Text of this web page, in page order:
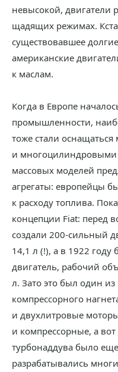
невысокой, двигатели
щадящих режимах.
существовавшее
американские
к маслам.
Когда в Европе
промышленности,
тоже стали
и многоцилиндровыми
массовых моделей
агрегаты: европейцы
к расходу топлива.
концепции Fiat: перед
создали 200-сильный
14,1 л (!), а в 1922
двигатель, рабочий
л. Зато это был один
компрессорного
и двухлитровые
и компрессорные, а
турбонаддува было
разрабатывались